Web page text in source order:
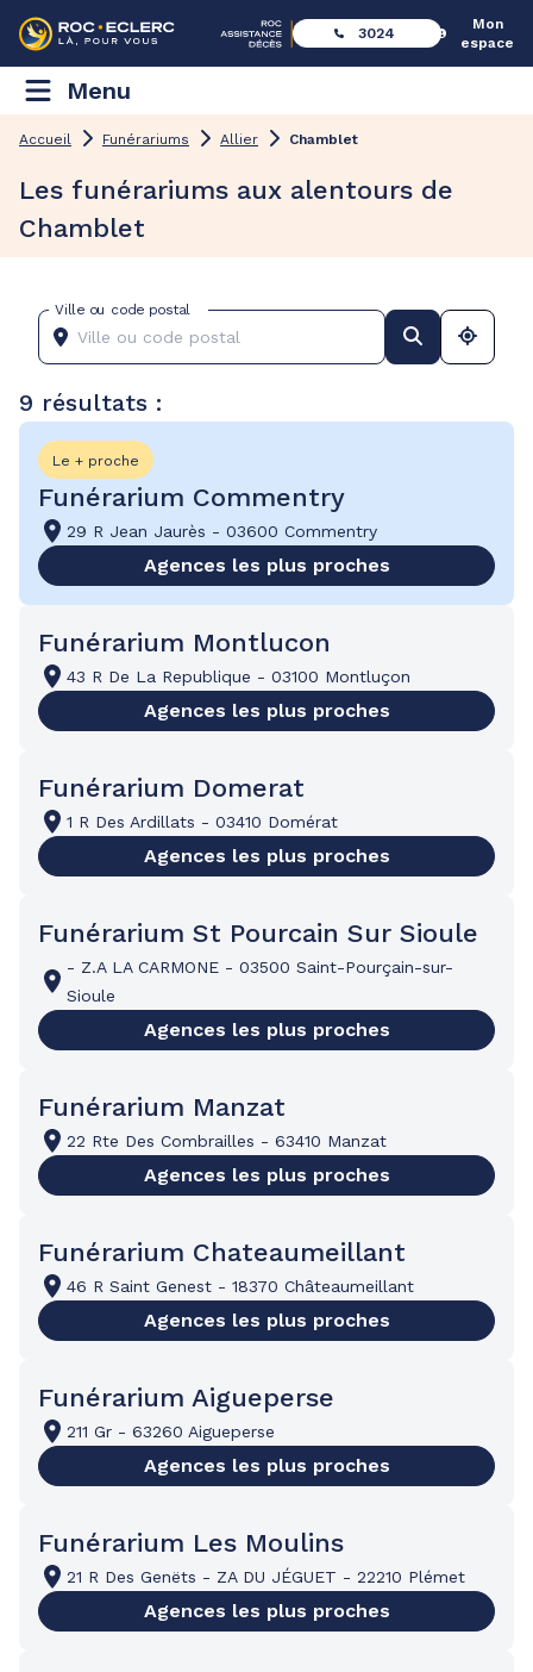
3024
Mon
espace
Menu
Accueil Funérariums Allier Chamblet
Les funérariums aux alentours de
Chamblet
Ville ou code postal
9 résultats :
Le + proche
Funérarium Commentry
29 R Jean Jaurès - 03600 Commentry
Agences les plus proches
Funérarium Montlucon
43 R De La Republique - 03100 Montluçon
Agences les plus proches
Funérarium Domerat
1 R Des Ardillats - 03410 Domérat
Agences les plus proches
Funérarium St Pourcain Sur Sioule
- Z.A LA CARMONE - 03500 Saint-Pourçain-sur-
Sioule
Agences les plus proches
Funérarium Manzat
22 Rte Des Combrailles - 63410 Manzat
Agences les plus proches
Funérarium Chateaumeillant
46 R Saint Genest - 18370 Châteaumeillant
Agences les plus proches
Funérarium Aigueperse
211 Gr - 63260 Aigueperse
Agences les plus proches
Funérarium Les Moulins
21 R Des Genëts - ZA DU JÉGUET - 22210 Plémet
Agences les plus proches